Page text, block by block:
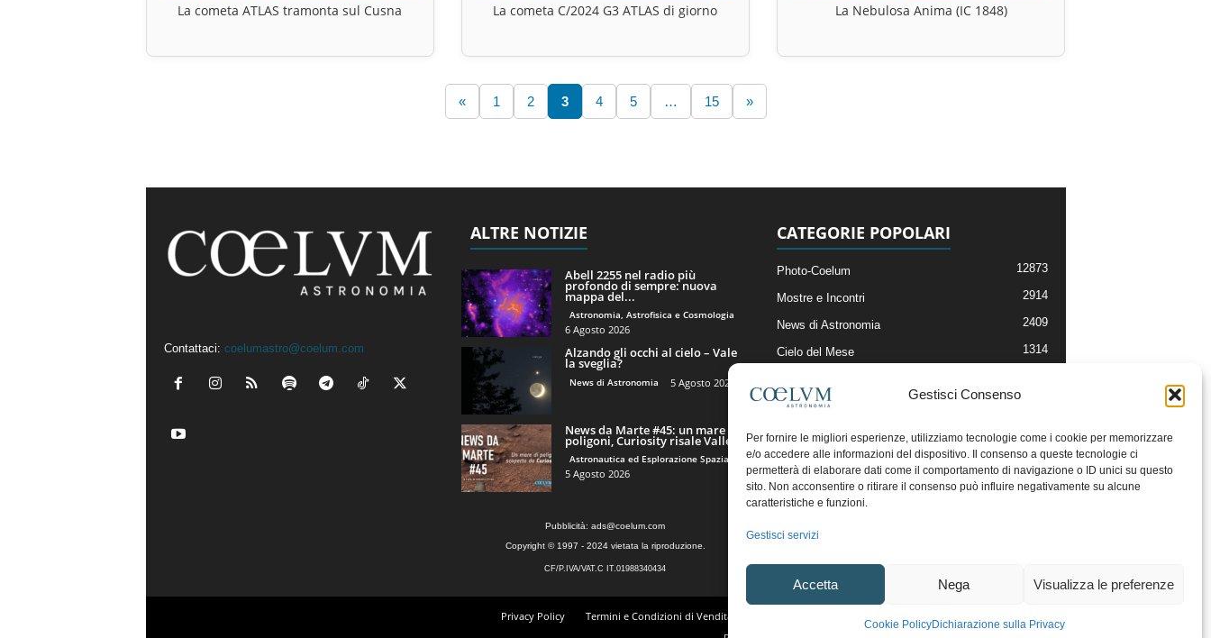
Gestisci Consenso
Per fornire le migliori esperienze, utilizziamo tecnologie come i cookie per memorizzare
e/o accedere alle informazioni del dispositivo. Il consenso a queste tecnologie ci
permetterà di elaborare dati come il comportamento di navigazione o ID unici su questo
sito. Non acconsentire o ritirare il consenso può influire negativamente su alcune
caratteristiche e funzioni.
Gestisci servizi
Accetta Nega Visualizza le preferenze
Cookie PolicyDichiarazione sulla Privacy
La cometa ATLAS tramonta sul Cusna La cometa C/2024 G3 ATLAS di giorno La Nebulosa Anima (IC 1848)
« 1 2 3 4 5 … 15 »
Contattaci: coelumastro@coelum.com
ALTRE NOTIZIE
Abell 2255 nel radio più
profondo di sempre: nuova
mappa del...
Astronomia, Astrofisica e Cosmologia
6 Agosto 2026
Alzando gli occhi al cielo – Vale
la sveglia?
News di Astronomia 5 Agosto 2026
News da Marte #45: un mare di
poligoni, Curiosity risale Valle...
Astronautica ed Esplorazione Spaziale
5 Agosto 2026
CATEGORIE POPOLARI
Photo-Coelum 12873
Mostre e Incontri 2914
News di Astronomia 2409
Cielo del Mese 1314
Articoli e Risorse On-Line
Il Blog della Redazione
Pubblicità: ads@coelum.com
Copyright © 1997 - 2024 vietata la riproduzione.
CF/P.IVA/VAT.C IT.01988340434
Privacy Policy Termini e Condizioni di Vendita